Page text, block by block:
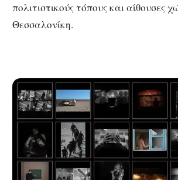
πολιτιστικούς τόπους και αίθουσες
Θεσσαλονίκη.